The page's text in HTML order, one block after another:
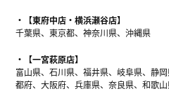
【東府中店・横浜瀬谷店】
千葉県、東京都、神奈川県、沖縄県
【一宮萩原店】
富山県、石川県、福井県、岐阜県、静
都府、大阪府、兵庫県、奈良県、和歌